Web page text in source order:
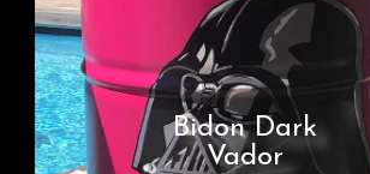
Bidon Dark
Vador